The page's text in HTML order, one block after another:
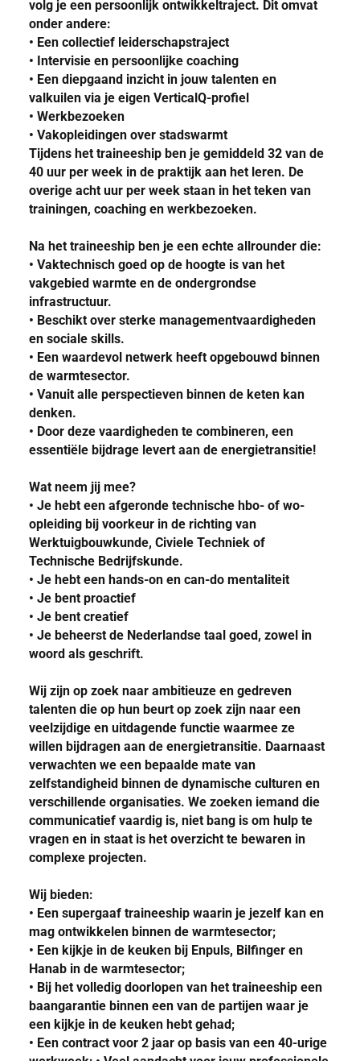
volg je een persoonlijk ontwikkeltraject. Dit omvat
onder andere:
• Een collectief leiderschapstraject
• Intervisie en persoonlijke coaching
• Een diepgaand inzicht in jouw talenten en
valkuilen via je eigen VerticalQ-profiel
• Werkbezoeken
• Vakopleidingen over stadswarmt
Tijdens het traineeship ben je gemiddeld 32 van de
40 uur per week in de praktijk aan het leren. De
overige acht uur per week staan in het teken van
trainingen, coaching en werkbezoeken.
Na het traineeship ben je een echte allrounder die:
• Vaktechnisch goed op de hoogte is van het
vakgebied warmte en de ondergrondse
infrastructuur.
• Beschikt over sterke managementvaardigheden
en sociale skills.
• Een waardevol netwerk heeft opgebouwd binnen
de warmtesector.
• Vanuit alle perspectieven binnen de keten kan
denken.
• Door deze vaardigheden te combineren, een
essentiële bijdrage levert aan de energietransitie!
Wat neem jij mee?
• Je hebt een afgeronde technische hbo- of wo-
opleiding bij voorkeur in de richting van
Werktuigbouwkunde, Civiele Techniek of
Technische Bedrijfskunde.
• Je hebt een hands-on en can-do mentaliteit
• Je bent proactief
• Je bent creatief
• Je beheerst de Nederlandse taal goed, zowel in
woord als geschrift.
Wij zijn op zoek naar ambitieuze en gedreven
talenten die op hun beurt op zoek zijn naar een
veelzijdige en uitdagende functie waarmee ze
willen bijdragen aan de energietransitie. Daarnaast
verwachten we een bepaalde mate van
zelfstandigheid binnen de dynamische culturen en
verschillende organisaties. We zoeken iemand die
communicatief vaardig is, niet bang is om hulp te
vragen en in staat is het overzicht te bewaren in
complexe projecten.
Wij bieden:
• Een supergaaf traineeship waarin je jezelf kan en
mag ontwikkelen binnen de warmtesector;
• Een kijkje in de keuken bij Enpuls, Bilfinger en
Hanab in de warmtesector;
• Bij het volledig doorlopen van het traineeship een
baangarantie binnen een van de partijen waar je
een kijkje in de keuken hebt gehad;
• Een contract voor 2 jaar op basis van een 40-urige